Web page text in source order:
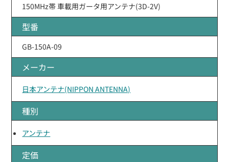
150MHz帯 車載用ガータ用アンテナ(3D-2V)
型番
GB-150A-09
メーカー
日本アンテナ(NIPPON ANTENNA)
種別
アンテナ
定価